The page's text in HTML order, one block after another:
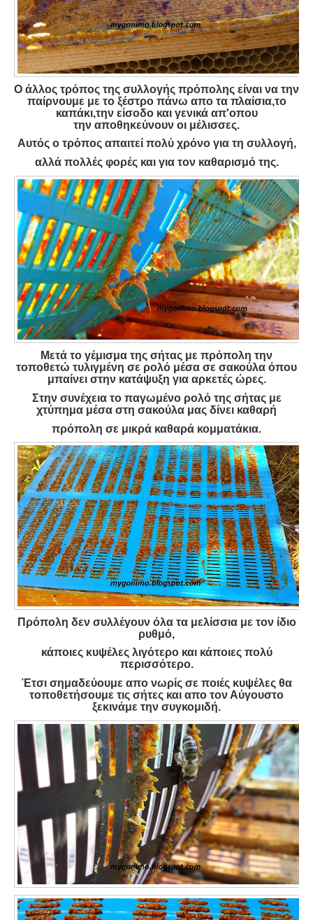
Ο άλλος τρόπος της συλλογής πρόπολης είναι να την
παίρνουμε με το ξέστρο πάνω απο τα πλαίσια,το
καπάκι,την είσοδο και γενικά απ'οπου
την αποθηκεύνουν οι μέλισσες.
Αυτός ο τρόπος απαιτεί πολύ χρόνο για τη συλλογή,
αλλά πολλές φορές και για τον καθαρισμό της.
Μετά το γέμισμα της σήτας με πρόπολη την
τοποθετώ τυλιγμένη σε ρολό μέσα σε σακούλα όπου
μπαίνει στην κατάψυξη για αρκετές ώρες.
Στην συνέχεια το παγωμένο ρολό της σήτας με
χτύπημα μέσα στη σακούλα μας δίνει καθαρή
πρόπολη σε μικρά καθαρά κομματάκια.
Πρόπολη δεν συλλέγουν όλα τα μελίσσια με τον ίδιο
ρυθμό,
κάποιες κυψέλες λιγότερο και κάποιες πολύ
περισσότερο.
Έτσι σημαδεύουμε απο νωρίς σε ποιές κυψέλες θα
τοποθετήσουμε τις σήτες και απο τον Αύγουστο
ξεκινάμε την συγκομιδή.